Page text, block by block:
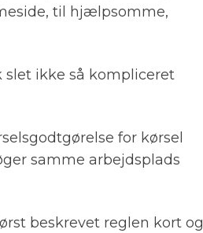
til hjælpsomme,
slet ikke så kompliceret
for kørsel
samme arbejdsplads
beskrevet reglen kort og